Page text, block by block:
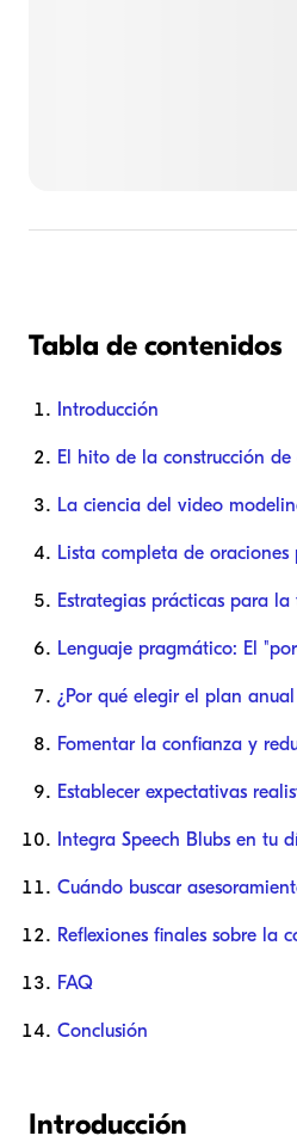
Tabla de contenidos
Introducción
El hito de la construcción de
La ciencia del video
Lista completa de
Estrategias prácticas para
Lenguaje pragmático: El
¿Por qué elegir el plan
Fomentar la confianza y
Establecer expectativas
Integra Speech Blubs en tu
Cuándo buscar
Reflexiones finales sobre la
FAQ
Conclusión
Introducción